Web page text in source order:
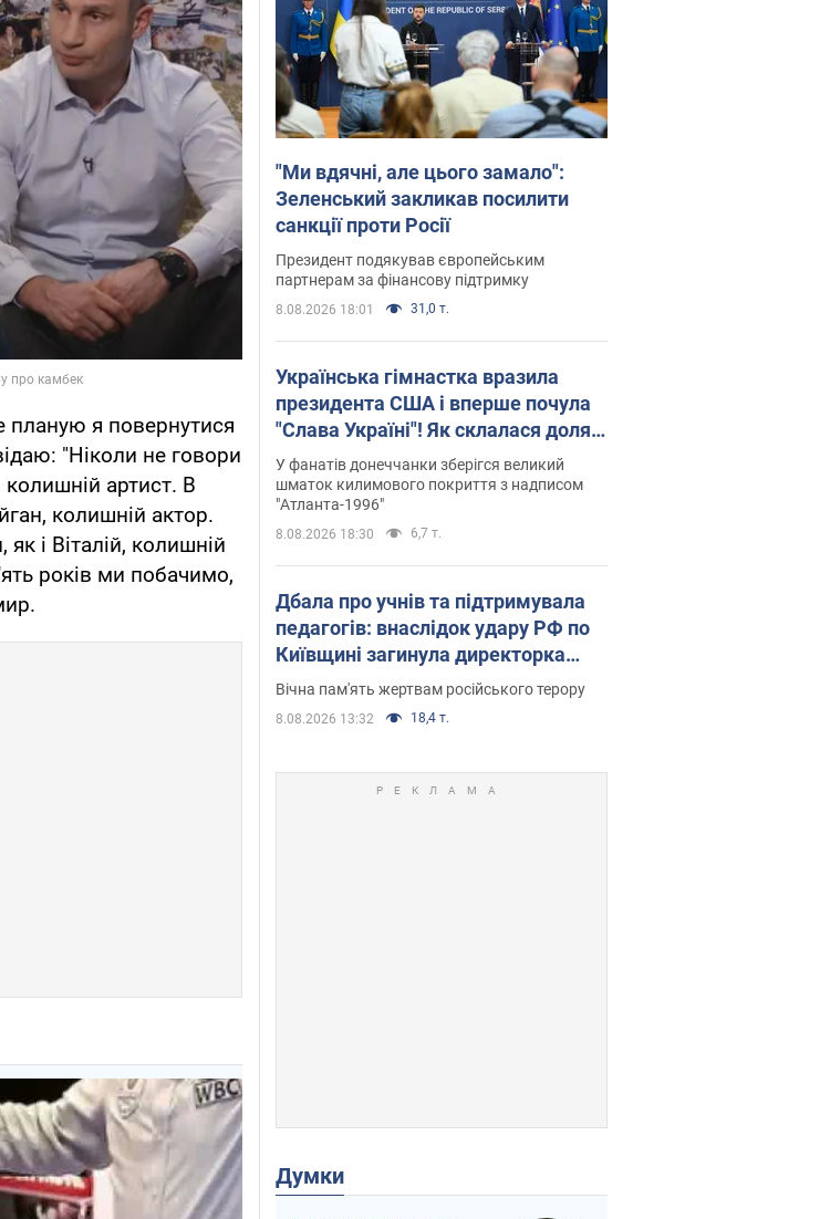
планую я повернутися
"Ніколи не говори
артист. В
колишній актор.
і Віталій, колишній
років ми побачимо,
"Ми вдячні, але цього замало":
Зеленський закликав посилити
санкції проти Росії
Президент подякував європейським
партнерам за фінансову підтримку
8.08.2026 18:01 31,0 т.
Українська гімнастка вразила
президента США і вперше почула
"Слава Україні"! Як склалася доля
Подкопаєвої, яка 30 років тому
виграла "золото" Олімпіади
У фанатів донеччанки зберігся великий
шматок килимового покриття з надписом
"Атланта-1996"
8.08.2026 18:30 6,7 т.
Дбала про учнів та підтримувала
педагогів: внаслідок удару РФ по
Київщині загинула директорка
київського ліцею, її чоловік та онук
Вічна пам'ять жертвам російського терору
8.08.2026 13:32 18,4 т.
Думки